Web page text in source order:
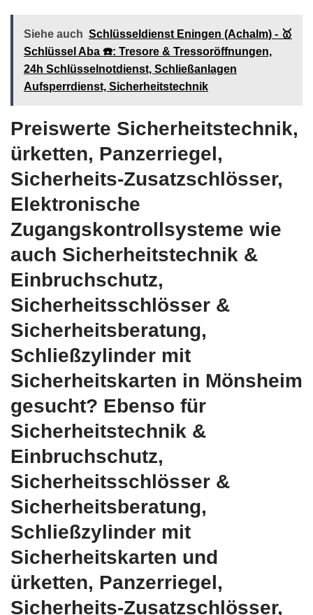
Siehe auch Schlüsseldienst Eningen (Achalm) - 🥇
Schlüssel Aba ☎️: Tresore & Tressoröffnungen,
24h Schlüsselnotdienst, Schließanlagen
Aufsperrdienst, Sicherheitstechnik
Preiswerte Sicherheitstechnik,
ürketten, Panzerriegel,
Sicherheits-Zusatzschlösser,
Elektronische
Zugangskontrollsysteme wie
auch Sicherheitstechnik &
Einbruchschutz,
Sicherheitsschlösser &
Sicherheitsberatung,
Schließzylinder mit
Sicherheitskarten in Mönsheim
gesucht? Ebenso für
Sicherheitstechnik &
Einbruchschutz,
Sicherheitsschlösser &
Sicherheitsberatung,
Schließzylinder mit
Sicherheitskarten und
ürketten, Panzerriegel,
Sicherheits-Zusatzschlösser,